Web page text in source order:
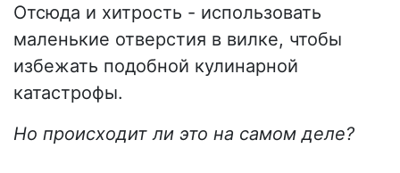
Отсюда и хитрость - использовать
маленькие отверстия в вилке, чтобы
избежать подобной кулинарной
катастрофы.
Но происходит ли это на самом деле?